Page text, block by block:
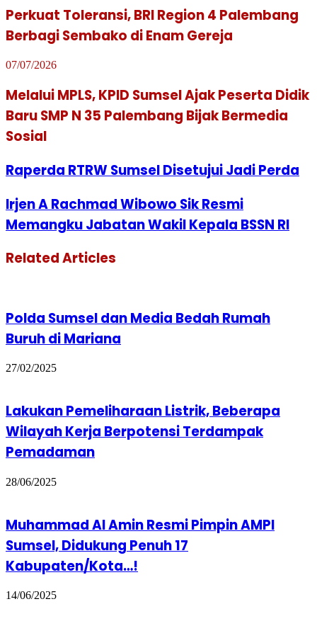
Perkuat Toleransi, BRI Region 4 Palembang
Berbagi Sembako di Enam Gereja
07/07/2026
Melalui MPLS, KPID Sumsel Ajak Peserta Didik
Baru SMP N 35 Palembang Bijak Bermedia
Sosial
Raperda RTRW Sumsel Disetujui Jadi Perda
Irjen A Rachmad Wibowo Sik Resmi
Memangku Jabatan Wakil Kepala BSSN RI
Related Articles
Polda Sumsel dan Media Bedah Rumah
Buruh di Mariana
27/02/2025
Lakukan Pemeliharaan Listrik, Beberapa
Wilayah Kerja Berpotensi Terdampak
Pemadaman
28/06/2025
Muhammad Al Amin Resmi Pimpin AMPI
Sumsel, Didukung Penuh 17
Kabupaten/Kota…!
14/06/2025